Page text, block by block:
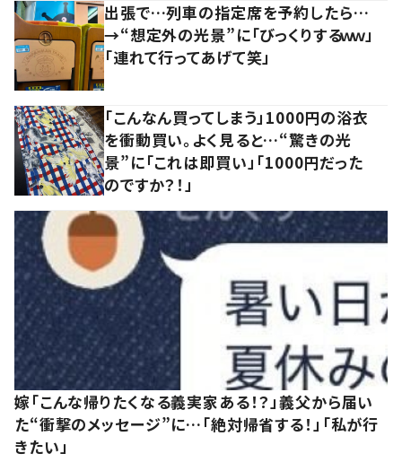
出張で…列車の指定席を予約したら…
→“想定外の光景”に「びっくりするｗｗ」
「連れて行ってあげて笑」
「こんなん買ってしまう」1000円の浴衣
を衝動買い。よく見ると…“驚きの光
景”に「これは即買い」「1000円だった
のですか？！」
嫁「こんな帰りたくなる義実家ある！？」義父から届い
た“衝撃のメッセージ”に…「絶対帰省する！」「私が行
きたい」